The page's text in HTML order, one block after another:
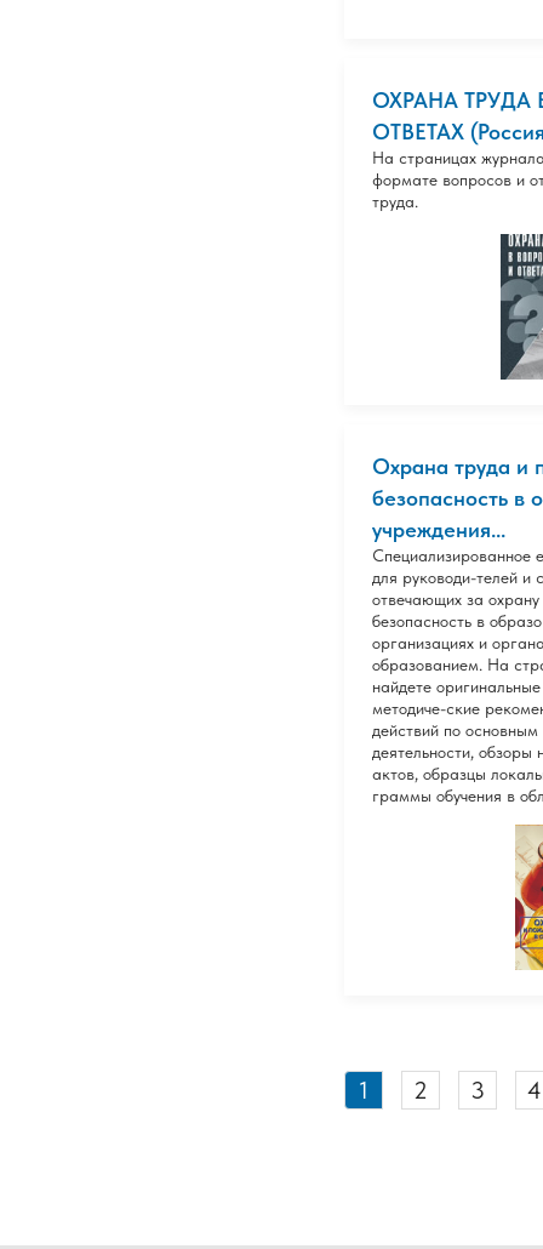
ОХРАНА
ОТВЕТАХ
На страницах
формате вопросов и
труда.
Охрана труда и
безопасность в
учреждения...
Специализированное
для руководи-телей и
отвечающих за
безопасность в
организациях и
образованием. На
найдете
методиче-ские
действий по
деятельности,
актов, образцы
граммы обучения в
1 2 3 4